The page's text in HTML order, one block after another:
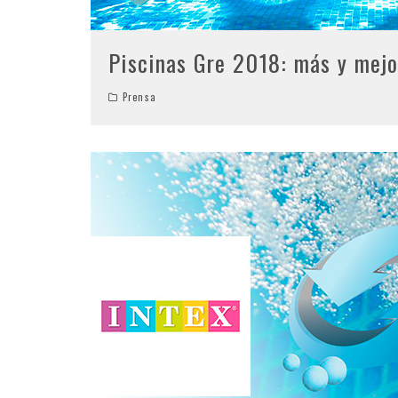
Piscinas Gre 2018: más y
Prensa